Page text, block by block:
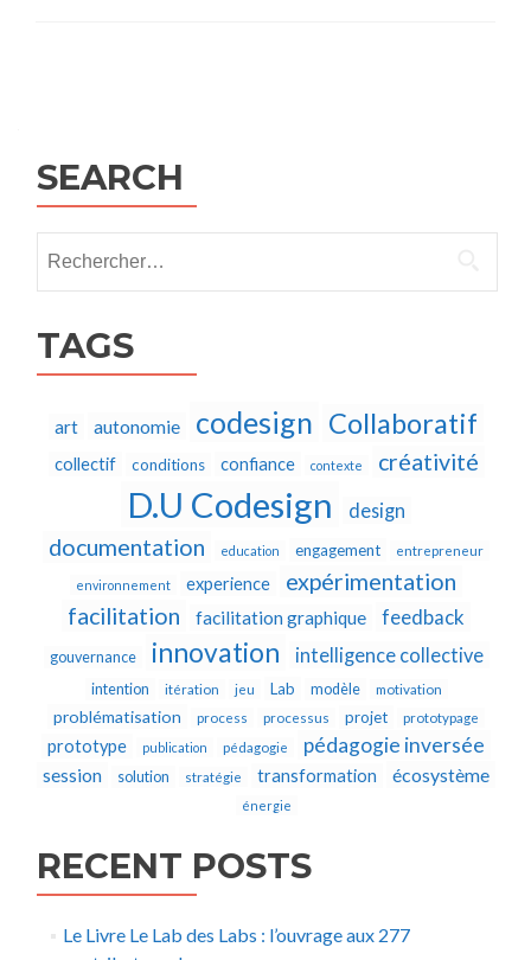
SEARCH
TAGS
art autonomie codesign Collaboratif
collectif conditions confiance contexte créativité
D.U Codesign design
documentation education engagement entrepreneur
environnement experience
expérimentation
facilitation
facilitation graphique feedback
gouvernance innovation intelligence collective
intention itération jeu Lab modèle motivation
problématisation process processus projet prototypage
prototype publication pédagogie pédagogie inversée
session solution stratégie transformation écosystème
énergie
RECENT POSTS
Le Livre Le Lab des Labs : l’ouvrage aux 277